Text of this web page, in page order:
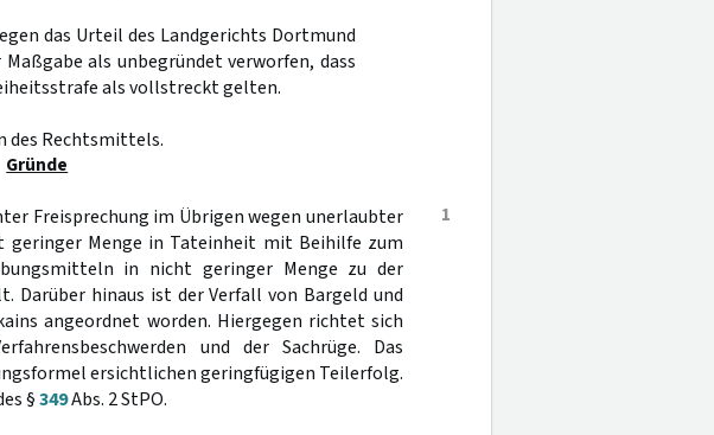
das Urteil des Landgerichts Dortmund
als unbegründet verworfen, dass
als vollstreckt gelten.
des Rechtsmittels.
Gründe
1
Freisprechung im Übrigen wegen unerlaubter
Menge in Tateinheit mit Beihilfe zum
in nicht geringer Menge zu der
Darüber hinaus ist der Verfall von Bargeld und
angeordnet worden. Hiergegen richtet sich
und der Sachrüge. Das
ersichtlichen geringfügigen Teilerfolg.
§349Abs. 2 StPO.